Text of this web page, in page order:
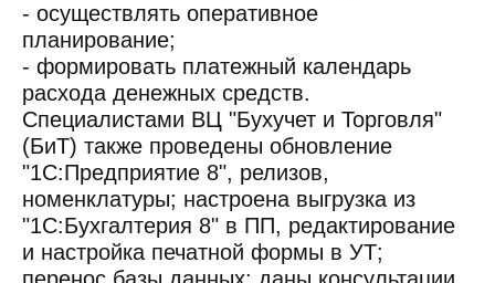
- осуществлять оперативное
планирование;
- формировать платежный календарь
расхода денежных средств.
Специалистами ВЦ "Бухучет и Торговля"
(БиТ) также проведены обновление
"1С:Предприятие 8", релизов,
номенклатуры; настроена выгрузка из
"1С:Бухгалтерия 8" в ПП, редактирование
и настройка печатной формы в УТ;